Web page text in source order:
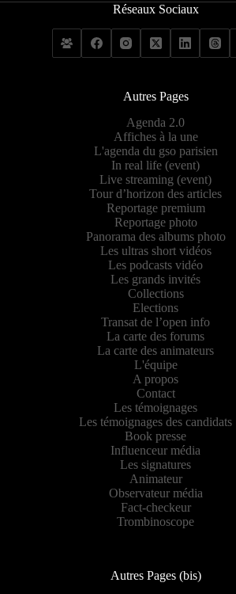
Réseaux Sociaux
Autres Pages
Agenda 2.0
Affiches à la une
L'agenda du gso parisien
In real life (event)
Live streaming (event)
Tour d’horizon des articles
Reportage premium
Reportage photo
Panorama des albums photo
Les ultras short vidéos
Les podcasts vidéo
Les grands invités
Collections
Elections
Transat de l’open info
La carte des forums
La carte des animateurs
L'équipe
A propos
Contact
Les témoignages
Les témoignages des candidats
Book presse
Influenceur média
Les signatures
Animateur
Observateur média
Fact-checkeur
Trombinoscope
Autres Pages (bis)